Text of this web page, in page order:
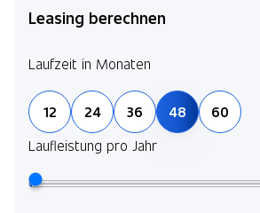
Leasing berechnen
Laufzeit in Monaten
12 24 36 48
60
Laufleistung pro Jahr